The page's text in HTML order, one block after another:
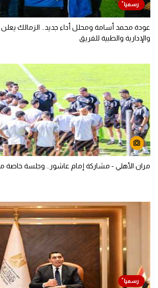
عودة محمد أسامة ومحلل أداء جديد.. الزمالك يعلن
والإدارية والطبية للفريق
مران الأهلي - مشاركة إمام عاشور.. وجلسة خاصة